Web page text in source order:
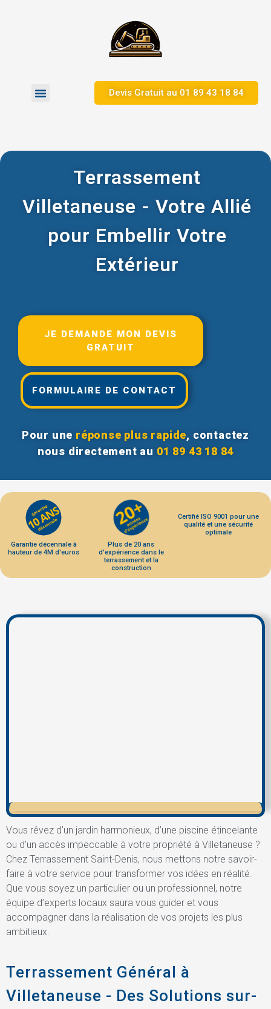
Devis Gratuit au 01 89 43 18 84
Terrassement
Villetaneuse - Votre Allié
pour Embellir Votre
Extérieur
JE DEMANDE MON DEVIS
GRATUIT
FORMULAIRE DE CONTACT
Pour une réponse plus rapide, contactez
nous directement au 01 89 43 18 84
Garantie décennale à
hauteur de 4M d'euros
Plus de 20 ans
d'expérience dans le
terrassement et la
construction
Certifié ISO 9001 pour une
qualité et une sécurité
optimale
Vous rêvez d’un jardin harmonieux, d’une piscine étincelante
ou d’un accès impeccable à votre propriété à Villetaneuse ?
Chez Terrassement Saint-Denis, nous mettons notre savoir-
faire à votre service pour transformer vos idées en réalité.
Que vous soyez un particulier ou un professionnel, notre
équipe d’experts locaux saura vous guider et vous
accompagner dans la réalisation de vos projets les plus
ambitieux.
Terrassement Général à
Villetaneuse - Des Solutions sur-